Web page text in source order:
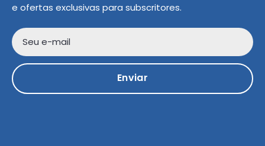
e ofertas exclusivas para subscritores.
Seu e-mail
Enviar